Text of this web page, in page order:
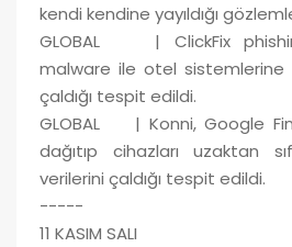
kendi kendine yayıldığı
GLOBAL | ClickFix
malware ile otel sistemlerine
çaldığı tespit edildi.
GLOBAL | Konni, Google
dağıtıp cihazları uzaktan
verilerini çaldığı tespit edildi.
-----
11 KASIM SALI